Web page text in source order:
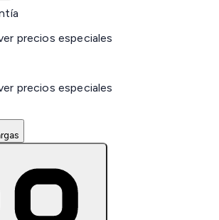
precios especiales
precios especiales